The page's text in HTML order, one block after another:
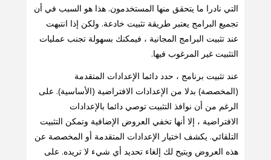
التي نادرا ما يتحقق منها المستخدمون. هذا هو السبب في أن
تجميع البرامج يعتبر طريقة تثبيت خادعة. ولكن إذا انتبهت
عند تثبيت البرامج المجانية ، فيمكنك بسهولة تجنب عمليات
التثبيت غير المرغوب فيها.
عند تثبيت برنامج ، حدد دائما الإعدادات المتقدمة
(المخصصة) بدلا من الإعدادات الافتراضية (الأساسية). على
الرغم من أن نوافذ التثبيت توصي دائما بالإعدادات
الافتراضية ، إلا أنها تخفي العروض الإضافية وتمكن التثبيت
التلقائي. يكشف اختيار الإعدادات المتقدمة أو المخصصة عن
هذه العروض ويتيح لك إلغاء تحديد أي شيء لا تريده. على